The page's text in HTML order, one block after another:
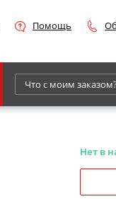
Помощь
Что с моим заказом?
Нет в